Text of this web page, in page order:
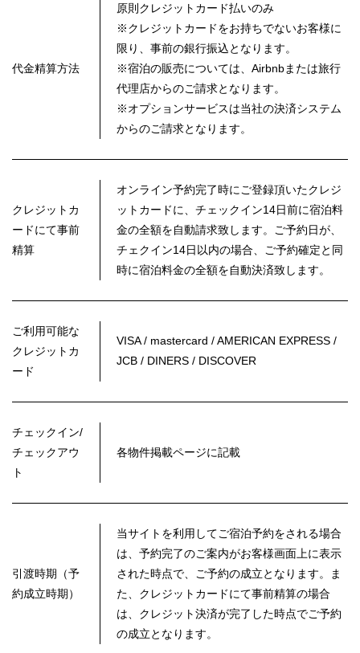
代金精算方法
原則クレジットカード払いのみ
※クレジットカードをお持ちでないお客様に
限り、事前の銀行振込となります。
※宿泊の販売については、Airbnbまたは旅行
代理店からのご請求となります。
※オプションサービスは当社の決済システム
からのご請求となります。
クレジットカ
ードにて事前
精算
オンライン予約完了時にご登録頂いたクレジ
ットカードに、チェックイン14日前に宿泊料
金の全額を自動請求致します。ご予約日が、
チェクイン14日以内の場合、ご予約確定と同
時に宿泊料金の全額を自動決済致します。
ご利用可能な
クレジットカ
ード
VISA / mastercard / AMERICAN EXPRESS /
JCB / DINERS / DISCOVER
チェックイン/
チェックアウ
ト
各物件掲載ページに記載
引渡時期（予
約成立時期）
当サイトを利用してご宿泊予約をされる場合
は、予約完了のご案内がお客様画面上に表示
された時点で、ご予約の成立となります。ま
た、クレジットカードにて事前精算の場合
は、クレジット決済が完了した時点でご予約
の成立となります。